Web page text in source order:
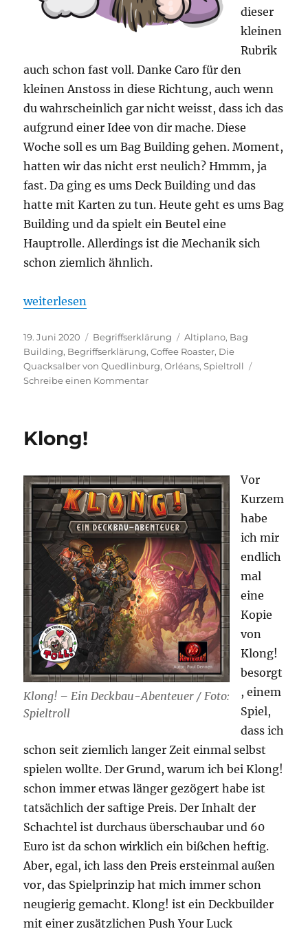
dieser
kleinen
Rubrik
auch schon fast voll. Danke Caro für den
kleinen Anstoss in diese Richtung, auch wenn
du wahrscheinlich gar nicht weisst, dass ich das
aufgrund einer Idee von dir mache. Diese
Woche soll es um Bag Building gehen. Moment,
hatten wir das nicht erst neulich? Hmmm, ja
fast. Da ging es ums Deck Building und das
hatte mit Karten zu tun. Heute geht es ums Bag
Building und da spielt ein Beutel eine
Hauptrolle. Allerdings ist die Mechanik sich
schon ziemlich ähnlich.
„#19 Was ist eigentlich? – Bag Building“
weiterlesen
Veröffentlicht
am
19. Juni 2020 Kategorien
Begriffserklärung Schlagwörter
Altiplano, Bag
Building, Begriffserklärung,Coffee Roaster, Die
Quacksalber von Quedlinburg,Orléans,Spieltroll
Schreibe einen Kommentarzu
Building
Klong!
Klong! – Ein Deckbau-Abenteuer / Foto:
Spieltroll
Vor
Kurzem
habe
ich mir
endlich
mal
eine
Kopie
von
Klong!
besorgt
, einem
Spiel,
dass ich
schon seit ziemlich langer Zeit einmal selbst
spielen wollte. Der Grund, warum ich bei Klong!
schon immer etwas länger gezögert habe ist
tatsächlich der saftige Preis. Der Inhalt der
Schachtel ist durchaus überschaubar und 60
Euro ist da schon wirklich ein bißchen heftig.
Aber, egal, ich lass den Preis ersteinmal außen
vor, das Spielprinzip hat mich immer schon
neugierig gemacht. Klong! ist ein Deckbuilder
mit einer zusätzlichen Push Your Luck